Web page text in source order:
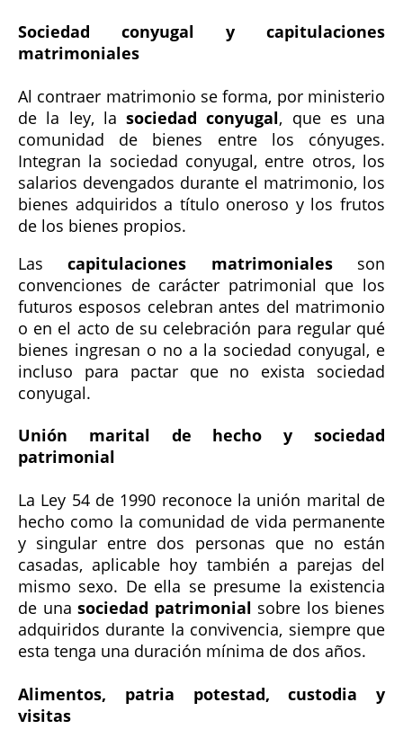
Sociedad conyugal y capitulaciones
matrimoniales
Al contraer matrimonio se forma, por ministerio
de la ley, la sociedad conyugal, que es una
comunidad de bienes entre los cónyuges.
Integran la sociedad conyugal, entre otros, los
salarios devengados durante el matrimonio, los
bienes adquiridos a título oneroso y los frutos
de los bienes propios.
Lascapitulaciones matrimonialesson
convenciones de carácter patrimonial que los
futuros esposos celebran antes del matrimonio
o en el acto de su celebración para regular qué
bienes ingresan o no a la sociedad conyugal, e
incluso para pactar que no exista sociedad
conyugal.
Unión marital de hecho y sociedad
patrimonial
La Ley 54 de 1990 reconoce la unión marital de
hecho como la comunidad de vida permanente
y singular entre dos personas que no están
casadas, aplicable hoy también a parejas del
mismo sexo. De ella se presume la existencia
de una sociedad patrimonial sobre los bienes
adquiridos durante la convivencia, siempre que
esta tenga una duración mínima de dos años.
Alimentos, patria potestad, custodia y
visitas